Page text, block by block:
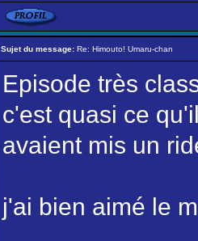
Sujet du message: Re: Himouto! Umaru-chan
Episode très
c'est quasi ce
avaient mis un
j'ai bien aimé le